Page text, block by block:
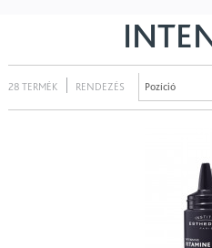
28 TERMÉK RENDEZÉS